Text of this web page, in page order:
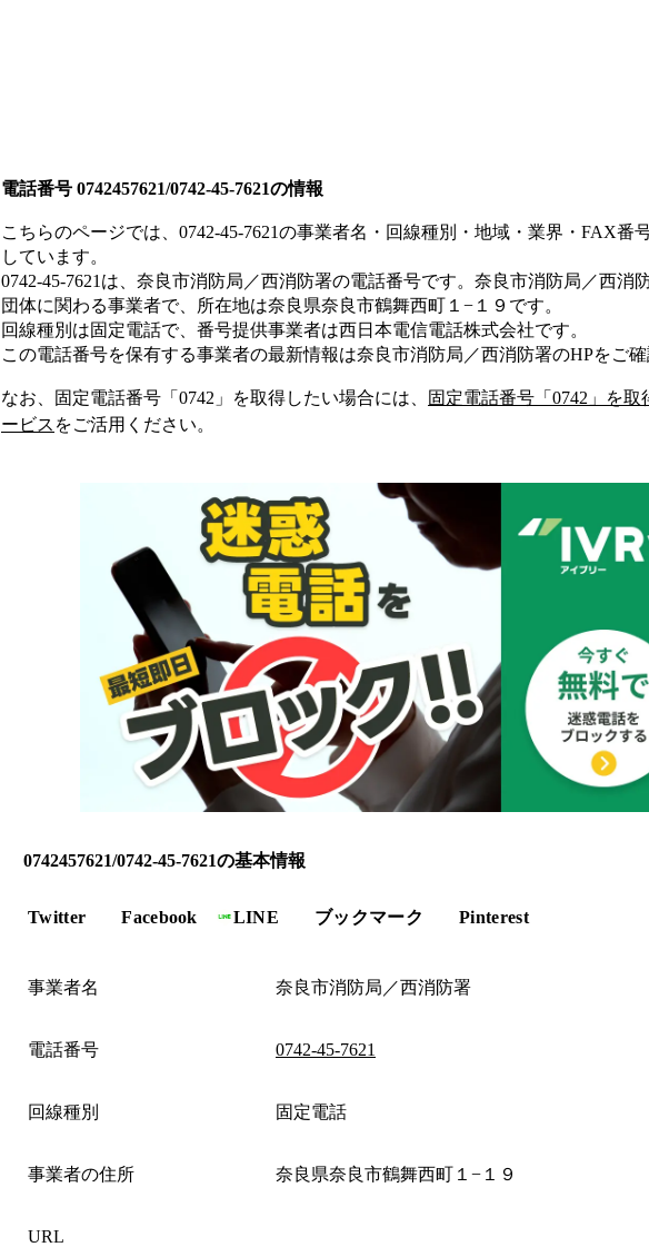
電話番号 0742457621/0742-45-7621の情報
こちらのページでは、 0742-45-7621の事業者名・回線種別・地域・業界・FAX番
しています。
0742-45-7621 は、 奈良市消防局／西消防署の電話番号です。 奈良市消防局／西消
団体に関わる事業者で、所在地は奈良県奈良市鶴舞西町１−１９ です。
回線種別は固定電話で、番号提供事業者は西日本電信電話株式会社です。
この電話番号を保有する事業者の最新情報は奈良市消防局／西消防署のHPをご
なお、固定電話番号「 0742 」を取得したい場合には、 固定電話番号「 0742 」を取
ービス をご活用ください。
0742457621/0742-45-7621の基本情報
Twitter Facebook LINE ブックマーク Pinterest
事業者名 奈良市消防局／西消防署
電話番号 0742-45-7621
回線種別 固定電話
事業者の住所 奈良県奈良市鶴舞西町１−１９
URL